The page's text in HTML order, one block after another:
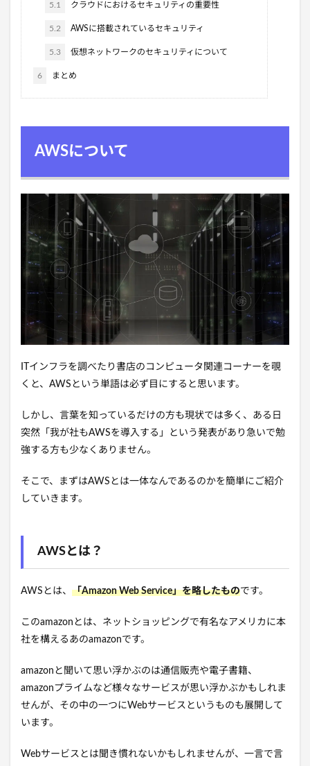
5.1 クラウドにおけるセキュリティの重要性
5.2 AWSに搭載されているセキュリティ
5.3 仮想ネットワークのセキュリティについて
6 まとめ
AWSについて
ITインフラを調べたり書店のコンピュータ関連コーナーを覗
くと、AWSという単語は必ず目にすると思います。
しかし、言葉を知っているだけの方も現状では多く、ある日
突然「我が社もAWSを導入する」という発表があり急いで勉
強する方も少なくありません。
そこで、まずはAWSとは一体なんであるのかを簡単にご紹介
していきます。
AWSとは？
AWSとは、 「Amazon Web Service」を略したものです。
このamazonとは、ネットショッピングで有名なアメリカに本
社を構えるあのamazonです。
amazonと聞いて思い浮かぶのは通信販売や電子書籍、
amazonプライムなど様々なサービスが思い浮かぶかもしれま
せんが、その中の一つにWebサービスというものも展開して
います。
Webサービスとは聞き慣れないかもしれませんが、一言で言